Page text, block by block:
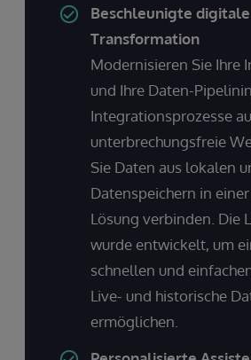
Beschleunigte digitale
Transformation
Modernisieren Sie Ihre
und Ihre Daten-
Integrationsprozesse
unterbrechungsfreie
Sie Daten aus lokalen
Datenspeichern in
Lösung verbinden. Die
wurde entwickelt, um
schnellen und
Live- und historische
ermöglichen.